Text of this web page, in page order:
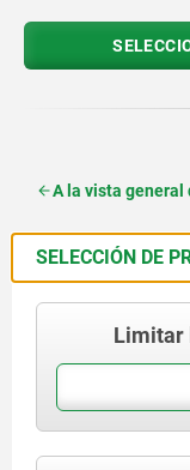
A la vista general
SELECCIÓN DE
Limitar